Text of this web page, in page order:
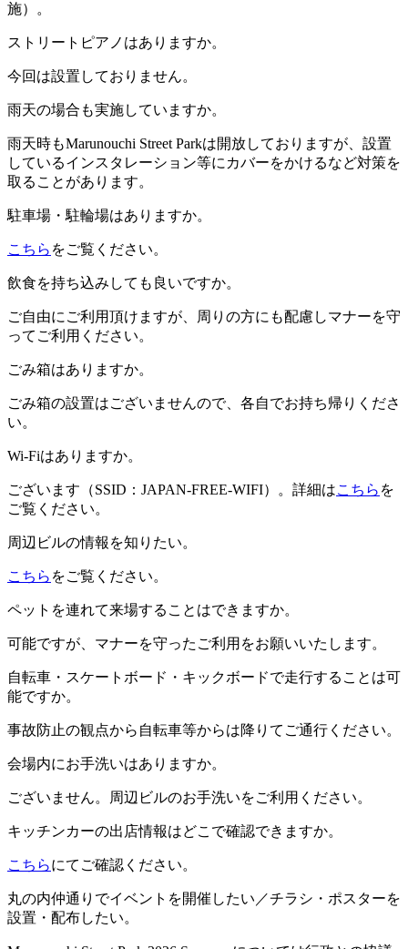
施）。
ストリートピアノはありますか。
今回は設置しておりません。
雨天の場合も実施していますか。
雨天時もMarunouchi Street Parkは開放しておりますが、設置
しているインスタレーション等にカバーをかけるなど対策を
取ることがあります。
駐車場・駐輪場はありますか。
こちら をご覧ください。
飲食を持ち込みしても良いですか。
ご自由にご利用頂けますが、周りの方にも配慮しマナーを守
ってご利用ください。
ごみ箱はありますか。
ごみ箱の設置はございませんので、各自でお持ち帰りくださ
い。
Wi-Fiはありますか。
ございます（SSID：JAPAN-FREE-WIFI）。詳細はこちら を
ご覧ください。
周辺ビルの情報を知りたい。
こちら をご覧ください。
ペットを連れて来場することはできますか。
可能ですが、マナーを守ったご利用をお願いいたします。
自転車・スケートボード・キックボードで走行することは可
能ですか。
事故防止の観点から自転車等からは降りてご通行ください。
会場内にお手洗いはありますか。
ございません。周辺ビルのお手洗いをご利用ください。
キッチンカーの出店情報はどこで確認できますか。
こちらにてご確認ください。
丸の内仲通りでイベントを開催したい／チラシ・ポスターを
設置・配布したい。